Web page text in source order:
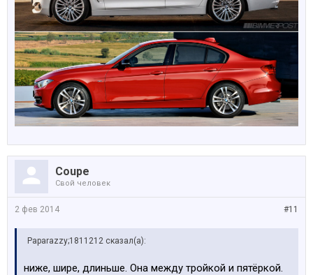
Coupe
Свой человек
#11
2 фев 2014
Paparazzy;1811212 сказал(а):
ниже, шире, длиньше. Она между тройкой и пятёркой.